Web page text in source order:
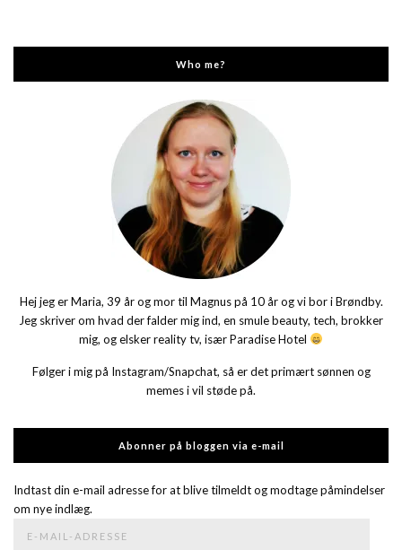
Who me?
Hej jeg er Maria, 39 år og mor til Magnus på 10 år og vi bor i Brøndby.
Jeg skriver om hvad der falder mig ind, en smule beauty, tech, brokker
mig, og elsker reality tv, især Paradise Hotel
Følger i mig på Instagram/Snapchat, så er det primært sønnen og
memes i vil støde på.
Abonner på bloggen via e-mail
Indtast din e-mail adresse for at blive tilmeldt og modtage påmindelser
om nye indlæg.